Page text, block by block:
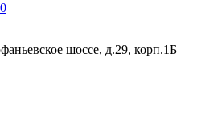
0
шоссе, д.29, корп.1Б